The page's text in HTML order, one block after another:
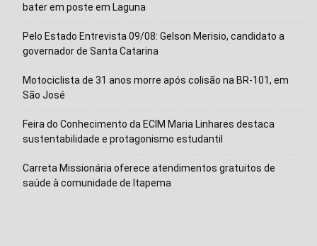
bater em poste em Laguna
Pelo Estado Entrevista 09/08: Gelson Merisio, candidato a
governador de Santa Catarina
Motociclista de 31 anos morre após colisão na BR-101, em
São José
Feira do Conhecimento da ECIM Maria Linhares destaca
sustentabilidade e protagonismo estudantil
Carreta Missionária oferece atendimentos gratuitos de
saúde à comunidade de Itapema
Isso vai fechar em